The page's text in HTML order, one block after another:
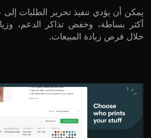
يمكن أن يؤدي تنفيذ تحرير الطلبات إلى
أكثر بساطة، وخفض تذاكر الدعم،
خلال فرص زيادة المبيعات.